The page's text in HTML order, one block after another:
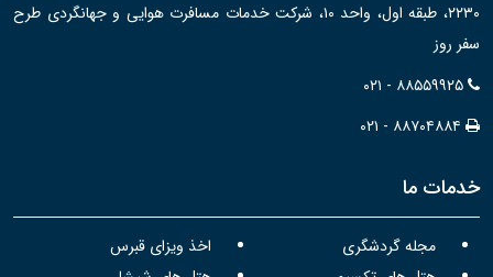
۲۲۳۰، طبقه اول، واحد ۱۰، شرکت خدمات مسافرت هوایی و جهانگردی طرح
سفر روز
۰۲۱ - ۸۸۵۵۹۹۲۵
۰۲۱ - ۸۸۷۰۴۸۸۴
خدمات ما
مجله گردشگری
اخذ ویزای قبرس